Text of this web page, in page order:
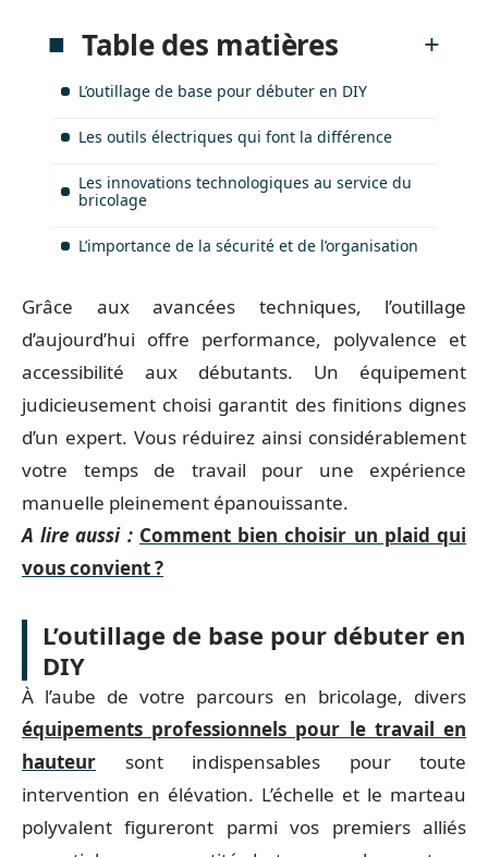
Table des matières
L’outillage de base pour débuter en DIY
Les outils électriques qui font la différence
Les innovations technologiques au service du
bricolage
L’importance de la sécurité et de l’organisation
Grâce aux avancées techniques, l’outillage
d’aujourd’hui offre performance, polyvalence et
accessibilité aux débutants. Un équipement
judicieusement choisi garantit des finitions dignes
d’un expert. Vous réduirez ainsi considérablement
votre temps de travail pour une expérience
manuelle pleinement épanouissante.
A lire aussi : Comment bien choisir un plaid qui
vous convient ?
L’outillage de base pour débuter en
DIY
À l’aube de votre parcours en bricolage, divers
équipements professionnels pour le travail en
hauteur
sont indispensables pour toute
intervention en élévation. L’échelle et le marteau
polyvalent figureront parmi vos premiers alliés